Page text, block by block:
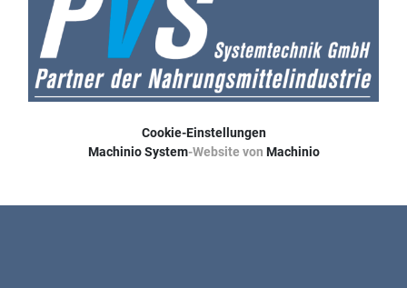
Cookie-Einstellungen
Machinio System-Website von Machinio